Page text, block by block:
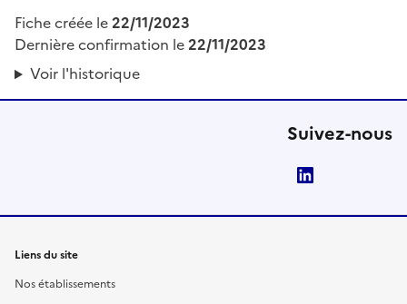
Fiche créée le22/11/2023
Dernière confirmation le22/11/2023
Voir l'historique
Suivez-nous
Liens du site
Nos établissements